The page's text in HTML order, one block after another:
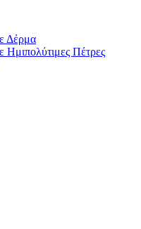
Δέρμα
Ημιπολύτιμες Πέτρες